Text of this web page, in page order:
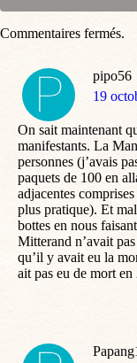
pipo56
dit
19
On sait maintenant
manifestants. La
personnes (j’avais
paquets de 100 en
adjacentes
plus pratique). Et
bottes en nous
Mitterand n’avait
qu’il y avait eu la
ait pas eu de mort en
Commentaires fermés.